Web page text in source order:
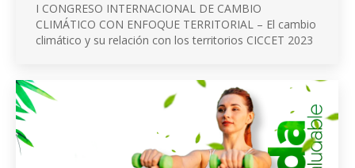
I CONGRESO INTERNACIONAL DE CAMBIO
CLIMÁTICO CON ENFOQUE TERRITORIAL – El cambio
climático y su relación con los territorios CICCET 2023